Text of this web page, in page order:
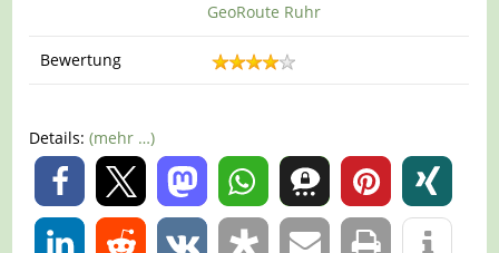
GeoRoute Ruhr
Bewertung
Details:(mehr …)
0
0